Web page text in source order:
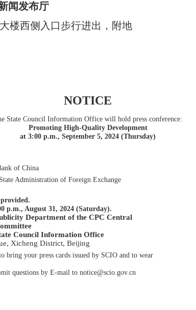
闻发布厅
楼西侧入口步行进出，附地
NOTICE
State Council Information Office will hold press conference:
Promoting High-Quality Development
at 3:00 p.m., September 5, 2024 (Thursday)
of China
Administration of Foreign Exchange
p.m., August 31, 2024 (Saturday).
Department of the CPC Central
Council Information Office
Xicheng District, Beijing
bring your press cards issued by SCIO and to wear
questions by E-mail to notice@scio.gov.cn